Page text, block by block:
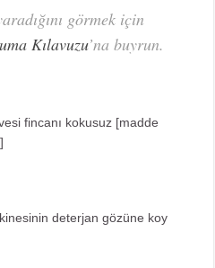
görmek için
Kılavuzu’na buyrun.
fincanı kokusuz [madde
deterjan gözüne koy